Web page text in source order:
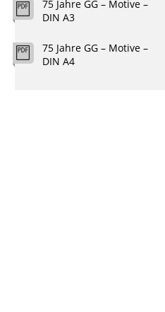
75 Jahre GG – Motive –
DIN A3
75 Jahre GG – Motive –
DIN A4